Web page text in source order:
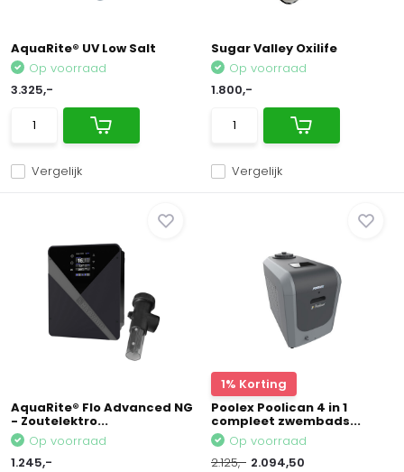
AquaRite® UV Low Salt
Vergelijk
Op voorraad
3.325,-
Sugar Valley Oxilife
Vergelijk
Op voorraad
1.800,-
AquaRite® Flo Advanced NG
- Zoutelektro...
Op voorraad
1.245,-
1% Korting
Poolex Poolican 4 in 1
compleet zwembads...
Op voorraad
2.125,- 2.094,50